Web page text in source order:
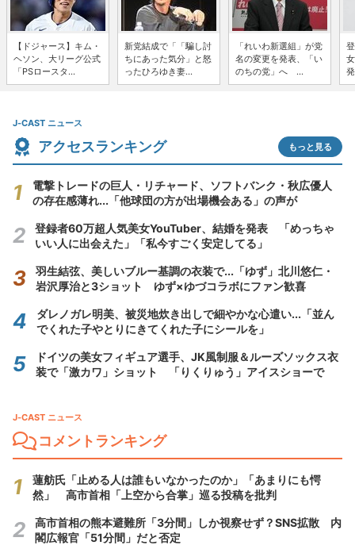
【ドジャース】キム・
ヘソン、大リーグ公式
「PSロースタ...
新党結成で「「騙し討
ちにあった気分」と怒
ったひろゆき妻...
「れいわ新選組」が党
名の変更を発表、「い
のちの党」へ ...
J-CAST ニュース
アクセスランキング もっと見る
電撃トレードの巨人・リチャード、ソフトバンク・秋広優人
の存在感薄れ...「他球団の方が出場機会ある」の声が
登録者60万超人気美女YouTuber、結婚を発表 「めっちゃ
いい人に出会えた」「私今すごく安定してる」
羽生結弦、美しいブルー基調の衣装で...「ゆず」北川悠仁・
岩沢厚治と3ショット ゆず×ゆづコラボにファン歓喜
ダレノガレ明美、被災地炊き出しで細やかな心遣い...「並ん
でくれた子やとりにきてくれた子にシールを」
ドイツの美女フィギュア選手、JK風制服＆ルーズソックス衣
装で「激カワ」ショット 「りくりゅう」アイスショーで
J-CAST ニュース
コメントランキング
蓮舫氏「止める人は誰もいなかったのか」「あまりにも愕
然」 高市首相「上空から合掌」巡る投稿を批判
高市首相の熊本避難所「3分間」しか視察せず？SNS拡散 内
閣広報官「51分間」だと否定